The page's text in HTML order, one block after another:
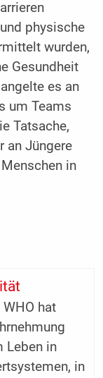
physische
wurden,
Gesundheit
es an
um Teams
Tatsache,
an Jüngere
in
hat
Leben in
in